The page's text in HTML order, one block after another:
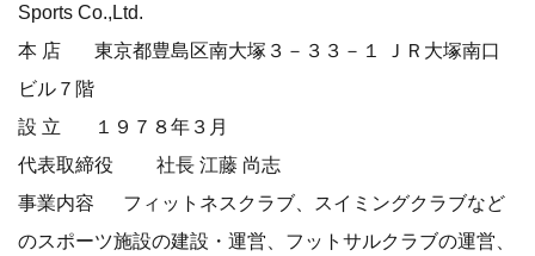
Sports Co.,Ltd.
本 店 東京都豊島区南⼤塚３－３３－１ ＪＲ⼤塚南⼝
ビル７階
設 ⽴ １９７８年３⽉
代表取締役 社⻑ 江藤 尚志
事業内容 フィットネスクラブ、スイミングクラブなど
のスポーツ施設の建設・運営、フットサルクラブの運営、